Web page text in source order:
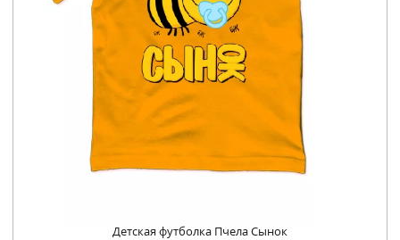
Детская футболка Пчела Сынок